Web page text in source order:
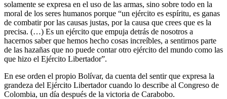
solamente se expresa en el uso de las armas, sino sobre todo en la
moral de los seres humanos porque “un ejército es espíritu, es ganas
de combatir por las causas justas, por la causa que crees que es la
precisa. (…) Es un ejército que empuja detrás de nosotros a
hacernos saber que hemos hecho cosas increíbles, a sentirnos parte
de las hazañas que no puede contar otro ejército del mundo como las
que hizo el Ejército Libertador”.
En ese orden el propio Bolívar, da cuenta del sentir que expresa la
grandeza del Ejército Libertador cuando lo describe al Congreso de
Colombia, un día después de la victoria de Carabobo.